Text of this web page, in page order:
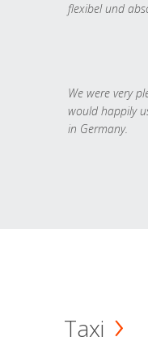
flexibel und
We were very
would happily
in Germany.
Taxi